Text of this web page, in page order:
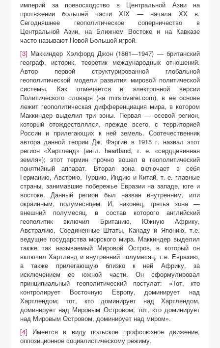
империй за превосходство в Центральной Азии на
протяжении большей части XIX — начала XX в.
Сегодняшнее геополитическое соперничество в
Центральной Азии, на Ближнем Востоке и на Кавказе
часто называют Новой Большой игрой.
[3] Маккиндер Хэлфорд Джон (1861—1947) — британский
географ, историк, теоретик международных отношений.
Автор первой структурированной глобальной
геополитической модели развития мировой политической
системы. Как отмечается в электронной версии
Политического словаря (на mirslovarei.com), в ее основе
лежит геополитическая дифференциация мира, в котором
Маккиндер выделил три зоны. Первая — осевой регион,
который отождествлялся, прежде всего, с территорией
России и прилегающих к ней земель. Соотечественник
автора данной теории Дж. Фэргив в 1915 г. назвал этот
регион «Хартленд» (англ. heartland, т. е. «сердцевинная
земля»); этот термин прочно вошел в геополитический
понятийный аппарат. Вторая зона включает в себя
Германию, Австрию, Турцию, Индию и Китай, т. е. главные
страны, занимавшие побережье Евразии на западе, юге и
востоке. Данный регион был назван внутренним, или
окраинным, полумесяцем. И, наконец, третья зона —
внешний полумесяц, в состав которого английский
геополитик включил Британию, Южную Африку,
Австралию, Соединенные Штаты, Канаду и Японию, т.е.
ведущие государства морского мира. Маккиндер выделил
также так называемый Мировой Остров, в который он
включил Хартленд и внутренний полумесяц, т.е. Евразию,
а также прилегающую близко к ней Африку, за
исключением ее южной части. Он сформулировал
принципиальный геополитический постулат: «Тот, кто
контролирует Восточную Европу, доминирует над
Хартлендом; тот, кто доминирует над Хартлендом,
доминирует над Мировым Островом; тот, кто доминирует
над Мировым Островом, доминирует над миром».
[4] Имеется в виду польское профсоюзное движение,
оппозиционное социалистическому режиму.